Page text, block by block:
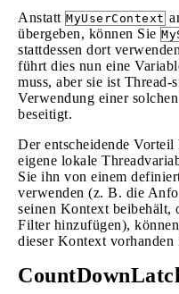
Anstatt MyUserContext
übergeben, können Sie
stattdessen dort
führt dies nun eine
muss, aber sie ist
Verwendung einer
beseitigt.
Der entscheidende
eigene lokale
Sie ihn von einem
verwenden (z. B. die
seinen Kontext beibehält,
Filter hinzufügen),
dieser Kontext